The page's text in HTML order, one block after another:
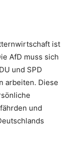
ist
AfD muss sich
und SPD
arbeiten. Diese
und